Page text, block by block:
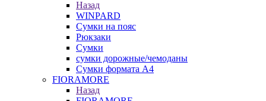
Назад
WINPARD
Сумки на пояс
Рюкзаки
Сумки
сумки дорожные/чемоданы
Сумки формата А4
FIORAMORE
Назад